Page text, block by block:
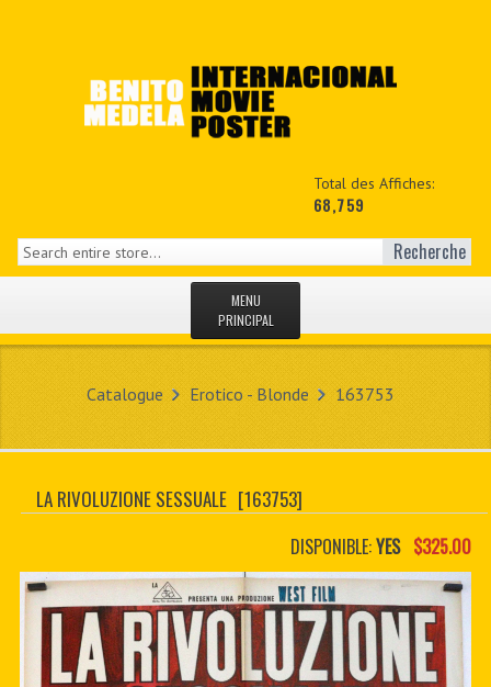
Total des Affiches:
68,759
Recherche
MENU
PRINCIPAL
MON COPTE
CONTACTER
CUSTOM PDF
Catalogue Erotico - Blonde 163753
LA RIVOLUZIONE SESSUALE [163753]
DISPONIBLE:YES $325.00